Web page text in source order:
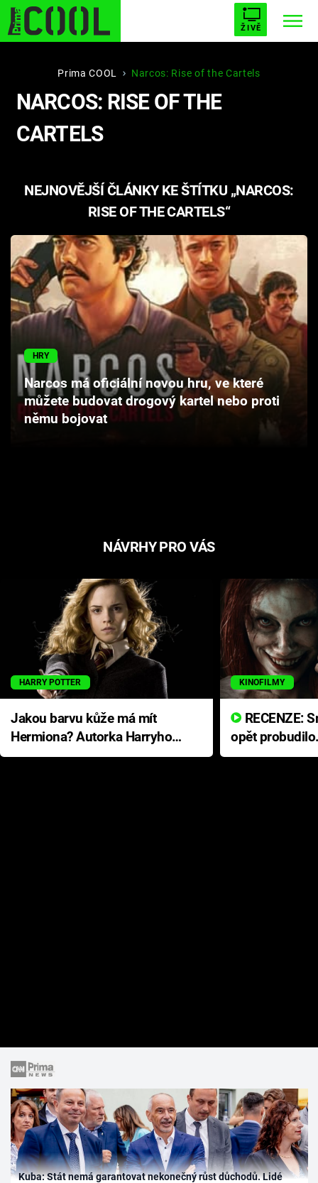
ŽIVĚ
STARHOUSE BUFFY, PŘEMOŽITELKA UPÍRŮ
ESCAPE PLNEJ KOTEL AVENGERS 5
Témata
Seriály
Hry
Cool Esport
Pořady
TV Program
Prima COOL Narcos: Rise of the Cartels
NARCOS: RISE OF THE
CARTELS
NEJNOVĚJŠÍ ČLÁNKY KE ŠTÍTKU „NARCOS:
RISE OF THE CARTELS“
HRY
Narcos má oficiální novou hru, ve které
můžete budovat drogový kartel nebo proti
němu bojovat
NÁVRHY PRO VÁS
HARRY POTTER
Jakou barvu kůže má mít
Hermiona? Autorka Harryho
Pottera přišla s ráznou
KINOFILMY
opět
přichází s
Kuba: Stát nemá garantovat nekonečný růst důchodů. Lidé